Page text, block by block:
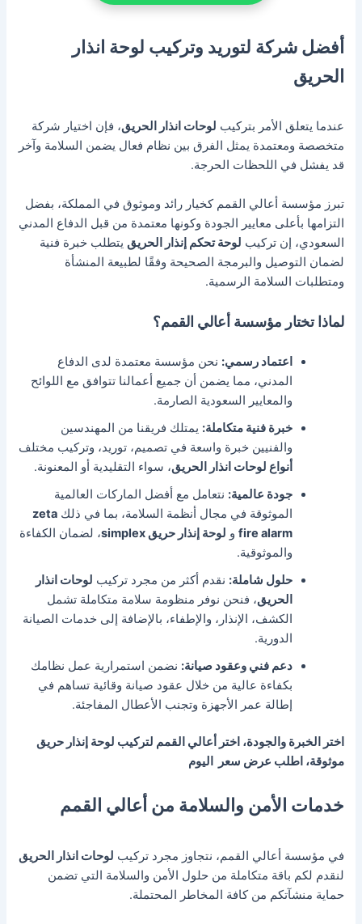
أفضل شركة لتوريد وتركيب لوحة انذار
الحريق
عندما يتعلق الأمر بتركيب لوحات انذار الحريق، فإن اختيار شركة
متخصصة ومعتمدة يمثل الفرق بين نظام فعال يضمن السلامة وآخر
قد يفشل في اللحظات الحرجة.
تبرز مؤسسة أعالي القمم كخيار رائد وموثوق في المملكة، بفضل
التزامها بأعلى معايير الجودة وكونها معتمدة من قبل الدفاع المدني
السعودي، إن تركيب لوحة تحكم إنذار الحريق يتطلب خبرة فنية
لضمان التوصيل والبرمجة الصحيحة وفقًا لطبيعة المنشأة
ومتطلبات السلامة الرسمية.
لماذا تختار مؤسسة أعالي القمم؟
اعتماد رسمي: نحن مؤسسة معتمدة لدى الدفاع
المدني، مما يضمن أن جميع أعمالنا تتوافق مع اللوائح
والمعايير السعودية الصارمة.
خبرة فنية متكاملة: يمتلك فريقنا من المهندسين
والفنيين خبرة واسعة في تصميم، توريد، وتركيب مختلف
أنواع لوحات انذار الحريق، سواء التقليدية أو المعنونة.
جودة عالمية: نتعامل مع أفضل الماركات العالمية
الموثوقة في مجال أنظمة السلامة، بما في ذلكzeta
fire alarm و لوحة إنذار حريق simplex
، لضمان الكفاءة
والموثوقية.
حلول شاملة: نقدم أكثر من مجرد تركيب لوحات انذار
الحريق، فنحن نوفر منظومة سلامة متكاملة تشمل
الكشف، الإنذار، والإطفاء، بالإضافة إلى خدمات الصيانة
الدورية.
دعم فني وعقود صيانة: نضمن استمرارية عمل نظامك
بكفاءة عالية من خلال عقود صيانة وقائية تساهم في
إطالة عمر الأجهزة وتجنب الأعطال المفاجئة.
اختر الخبرة والجودة، اختر أعالي القمم لتركيب لوحة إنذار حريق
موثوقة، اطلب عرض سعر اليوم
خدمات الأمن والسلامة من أعالي القمم
في مؤسسة أعالي القمم، نتجاوز مجرد تركيب لوحات انذار الحريق
لنقدم لكم باقة متكاملة من حلول الأمن والسلامة التي تضمن
حماية منشآتكم من كافة المخاطر المحتملة.